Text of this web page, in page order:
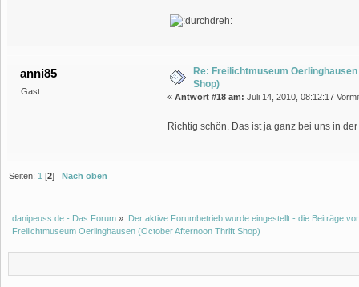
anni85
Gast
Re: Freilichtmuseum
Shop)
« Antwort #18 am: Juli 14, 2010, 08:12:17
Richtig schön. Das ist ja ganz bei uns in
Seiten: 1 [2]Nach oben
danipeuss.de - Das Forum » Der aktive Forumbetrieb wurde eingestellt - die Beiträge
Freilichtmuseum Oerlinghausen (October Afternoon Thrift Shop)